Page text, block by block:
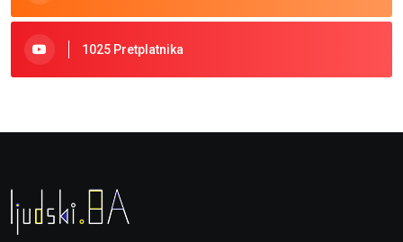
1025 Pretplatnika